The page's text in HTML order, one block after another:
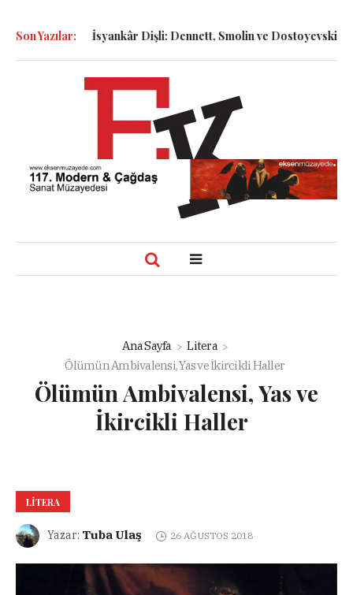
Son Yazılar:
İsyankâr Dişli: Dennett, Smolin ve Dostoyevski’nin İzinde
Ana Sayfa
Litera
Ölümün Ambivalensi, Yas ve İkircikli Haller
Ölümün Ambivalensi, Yas ve
İkircikli Haller
LITERA
Yazar: Tuba Ulaş 26 AĞUSTOS 2018